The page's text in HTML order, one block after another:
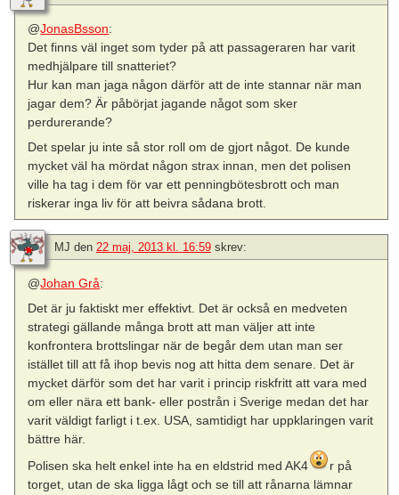
@JonasBsson:
Det finns väl inget som tyder på att passageraren har varit
medhjälpare till snatteriet?
Hur kan man jaga någon därför att de inte stannar när man
jagar dem? Är påbörjat jagande något som sker
perdurerande?
Det spelar ju inte så stor roll om de gjort något. De kunde
mycket väl ha mördat någon strax innan, men det polisen
ville ha tag i dem för var ett penningbötesbrott och man
riskerar inga liv för att beivra sådana brott.
MJ den 22 maj, 2013 kl. 16:59 skrev:
@Johan Grå:
Det är ju faktiskt mer effektivt. Det är också en medveten
strategi gällande många brott att man väljer att inte
konfrontera brottslingar när de begår dem utan man ser
istället till att få ihop bevis nog att hitta dem senare. Det är
mycket därför som det har varit i princip riskfritt att vara med
om eller nära ett bank- eller postrån i Sverige medan det har
varit väldigt farligt i t.ex. USA, samtidigt har uppklaringen varit
bättre här.
Polisen ska helt enkel inte ha en eldstrid med AK4
r på
torget, utan de ska ligga lågt och se till att rånarna lämnar